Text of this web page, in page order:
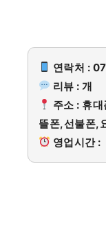
연락처 :
리뷰 : 개
주소 : 휴
뜰폰,선불폰,
영업시간 :